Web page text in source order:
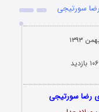
رضا سورتیجی
رضا سورتیجی